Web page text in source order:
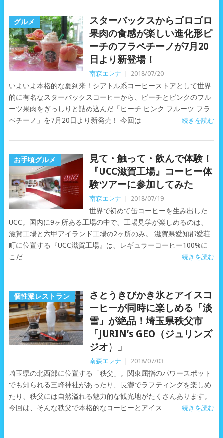
グルメ
スターバックスからゴロゴロ
果肉の食感が楽しい進化形ピ
ーチのフラペチーノが7月20
日より新登場！
南森エレナ 2018/07/20
いよいよ本格的な夏到来！シアトル系コーヒーストアとして世界
的に有名なスターバックスコーヒーから、ピーチとピンクのフル
ーツ果肉をぎっしりと詰め込んだ「ピーチ ピンク フルーツ フラ
ペチーノ」を7月20日より新発売！ 今回は
続きを読む
お手頃グルメ
見て・触って・飲んで体験！
『UCC滋賀工場』コーヒー体
験ツアーに参加してみた
南森エレナ 2018/07/19
世界で初めて缶コーヒーを生み出した
UCC。国内に9ヶ所ある工場の中で、工場見学が楽しめるのは、
滋賀工場と六甲アイランド工場の2ヶ所のみ。 滋賀県愛知郡愛荘
町に位置する『UCC滋賀工場』は、レギュラーコーヒー100%に
こだ
続きを読む
個性派レストラン
さとうきびかき氷とアイスコ
ーヒーが同時に楽しめる「淡
雪」が絶品！埼玉県秩父市
「JURIN’s GEO（ジュリンズ
ジオ）」
南森エレナ 2018/07/03
埼玉県の北西部に位置する「秩父」。関東屈指のパワースポット
でも知られる三峰神社があったり、長瀞でラフティングを楽しめ
たり、秩父には自然溢れる魅力的な観光地がたくさんあります。
今回は、そんな秩父で本格的なコーヒーとアイス
続きを読む